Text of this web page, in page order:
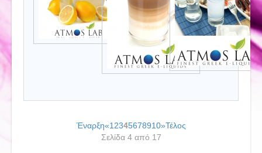
Έναρξη«1 2345678910»Τέλος
Σελίδα 4 από 17